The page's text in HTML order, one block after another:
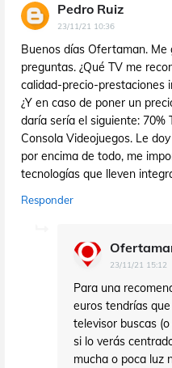
Pedro Ruiz
23/11/21 10:36
Buenos días Ofertaman.
preguntas. ¿Qué TV me
calidad-precio-prestaciones
¿Y en caso de poner un
daría sería el siguiente: 70%
Consola Videojuegos. Le
por encima de todo, me
tecnologías que lleven
Responder
23/11/21 15:12
Para una
euros tendrías
televisor buscas
si lo verás
mucha o poca luz